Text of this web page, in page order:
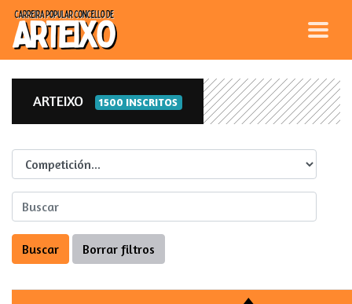
ARTEIXO 1500 INSCRITOS
Competicion